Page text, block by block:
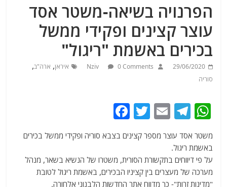
הפרנויה בשיאה-משטר אסד
עוצר קצינים ופקידי ממשל
בכירים באשמת "ריגול"
29/06/2020
Nziv 0 Comments איראן, ארה"ב,
סוריה
W
at
s
A
T
e
g
ra
E
ai
l
T
itt
er
c
e
b
משטר אסד עוצר מספר קצינים בצבא סוריה ופקידי ממשל בכירים
באשמת ריגול.
על פי דיווחים בתקשורת הסורית, משטרו של הנשיא בשאר, מנהל
מערכה של מעצרים בין קציניו הבכירים, באשמת ריגול לטובת
"מדינות זרות"- כך מדווח אתר החדשות הלבנוני אלחורה.